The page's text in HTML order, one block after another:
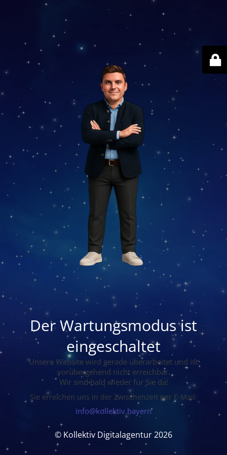
Der Wartungsmodus ist
eingeschaltet
Unsere Website wird gerade überarbeitet und ist
vorübergehend nicht erreichbar.
Wir sind bald wieder für Sie da!
Sie erreichen uns in der Zwischenzeit per E-Mail:
info@kollektiv.bayern
© Kollektiv Digitalagentur 2026